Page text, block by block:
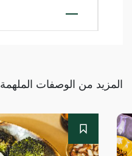
المزيد من الوصفات الملهمة